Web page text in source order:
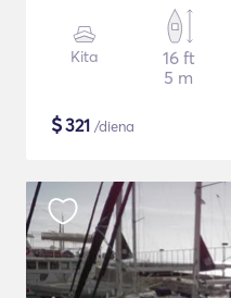
Kita
16 ft
5 m
$321 /diena